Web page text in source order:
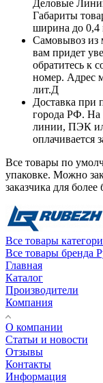
Деловые
Габариты
ширина до 0,4
Самовывоз из
вам придет
обратитесь к
номер. Адрес
лит.Д
Доставка при
города РФ. На
линии, ПЭК
оплачивается
Все товары по
упаковке. Можно
заказчика для
Все товары
Все товары бренда
Главная
Каталог
Производители
Компания
О компании
Статьи и новости
Отзывы
Контакты
Информация